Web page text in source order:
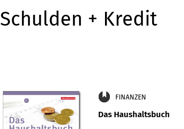
Schulden + Kredit
FINANZEN
Das Haushaltsbuch